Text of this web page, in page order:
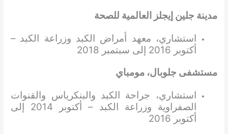
مدينة جلين إيجلز العالمية للصحة
استشاري، معهد أمراض الكبد وزراعة الكبد –
أكتوبر 2016 إلى سبتمبر 2018
مستشفى جلوبال، مومباي
استشاري، جراحة الكبد والبنكرياس والقنوات
الصفراوية وزراعة الكبد – أكتوبر 2014 إلى
أكتوبر 2016